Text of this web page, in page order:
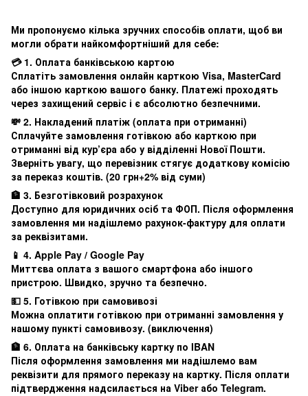
Ми пропонуємо кілька зручних способів оплати, щоб ви
могли обрати найкомфортніший для себе:
💳 1. Оплата банківською картою
Сплатіть замовлення онлайн карткою Visa, MasterCard
або іншою карткою вашого банку. Платежі проходять
через захищений сервіс і є абсолютно безпечними.
💸 2. Накладений платіж (оплата при отриманні)
Сплачуйте замовлення готівкою або карткою при
отриманні від кур’єра або у відділенні Нової Пошти.
Зверніть увагу, що перевізник стягує додаткову комісію
за переказ коштів. (20 грн+2% від суми)
🏦 3. Безготівковий розрахунок
Доступно для юридичних осіб та ФОП. Після оформлення
замовлення ми надішлемо рахунок-фактуру для оплати
за реквізитами.
📱 4. Apple Pay / Google Pay
Миттєва оплата з вашого смартфона або іншого
пристрою. Швидко, зручно та безпечно.
💵 5. Готівкою при самовивозі
Можна оплатити готівкою при отриманні замовлення у
нашому пункті самовивозу. (виключення)
🏦 6. Оплата на банківську картку по IBAN
Після оформлення замовлення ми надішлемо вам
реквізити для прямого переказу на картку. Після оплати
підтвердження надсилається на Viber або Telegram.